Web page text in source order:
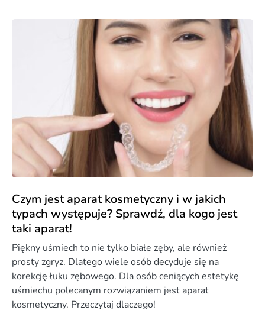
Czym jest aparat kosmetyczny i w jakich
typach występuje? Sprawdź, dla kogo jest
taki aparat!
Piękny uśmiech to nie tylko białe zęby, ale również
prosty zgryz. Dlatego wiele osób decyduje się na
korekcję łuku zębowego. Dla osób ceniących estetykę
uśmiechu polecanym rozwiązaniem jest aparat
kosmetyczny. Przeczytaj dlaczego!